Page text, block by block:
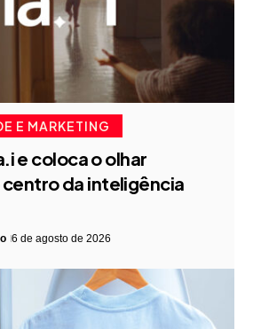
E MARKETING
e coloca o olhar
centro da inteligência
6 de agosto de 2026